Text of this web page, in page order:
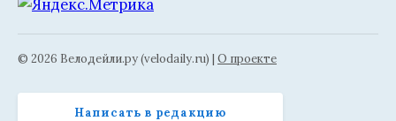
© 2026 Велодейли.ру (velodaily.ru) | О проекте
Написать в редакцию